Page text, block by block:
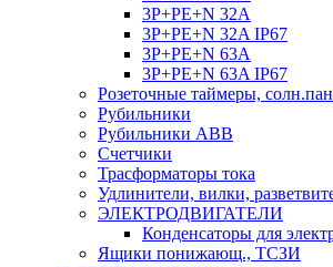
3P+PE+N 32A
3P+PE+N 32A IP67
3P+PE+N 63A
3P+PE+N 63A IP67
Розеточные таймеры,
Рубильники
Рубильники ABB
Счетчики
Трасформаторы тока
Удлинители, вилки,
ЭЛЕКТРОДВИГАТЕЛИ
Конденсаторы для
Ящики понижающ., ТСЗИ